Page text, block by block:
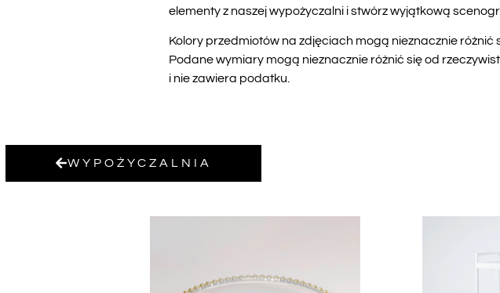
elementy z naszej wypożyczalni i stwórz wyjątkową
Kolory przedmiotów na zdjęciach mogą nieznacznie
Podane wymiary mogą nieznacznie różnić się od
i nie zawiera podatku.
WYPOŻYCZALNIA